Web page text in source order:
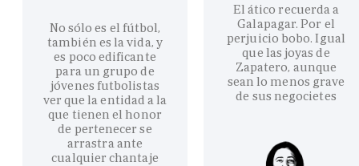
No sólo es el fútbol,
también es la vida, y
es poco edificante
para un grupo de
jóvenes futbolistas
ver que la entidad a la
que tienen el honor
de pertenecer se
arrastra ante
cualquier chantaje
El ático recuerda a
Galapagar. Por el
perjuicio bobo. Igual
que las joyas de
Zapatero, aunque
sean lo menos grave
de sus negocietes